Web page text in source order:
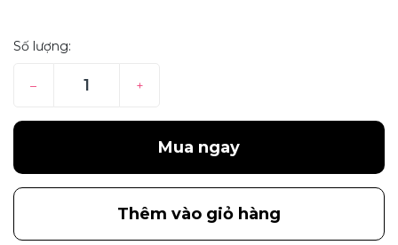
Số lượng:
– +
Mua ngay
Thêm vào giỏ hàng